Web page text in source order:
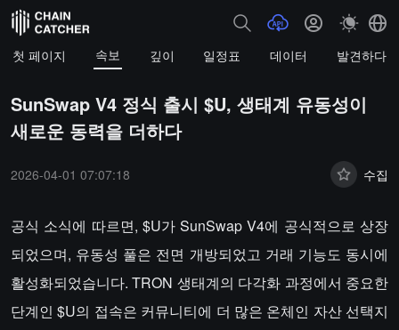
첫 페이지 속보 깊이 일정표 데이터 발견하다
SunSwap V4 정식 출시 $U, 생태계 유동성이
새로운 동력을 더하다
2026-04-01 07:07:18 수집
공식 소식에 따르면, $U가 SunSwap V4에 공식적으로 상장
되었으며, 유동성 풀은 전면 개방되었고 거래 기능도 동시에
활성화되었습니다. TRON 생태계의 다각화 과정에서 중요한
단계인 $U의 접속은 커뮤니티에 더 많은 온체인 자산 선택지